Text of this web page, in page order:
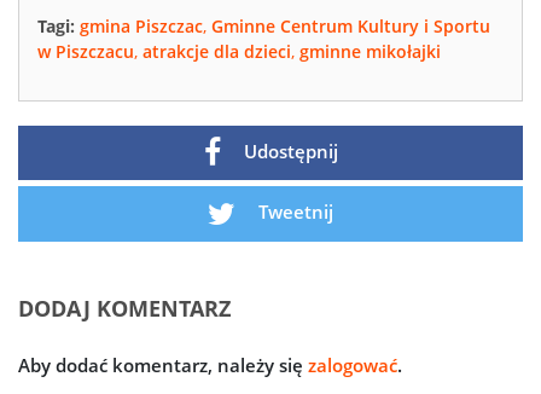
Tagi: gmina Piszczac, Gminne Centrum Kultury i Sportu
w Piszczacu, atrakcje dla dzieci, gminne mikołajki
Udostępnij
Tweetnij
DODAJ KOMENTARZ
Aby dodać komentarz, należy się zalogować.